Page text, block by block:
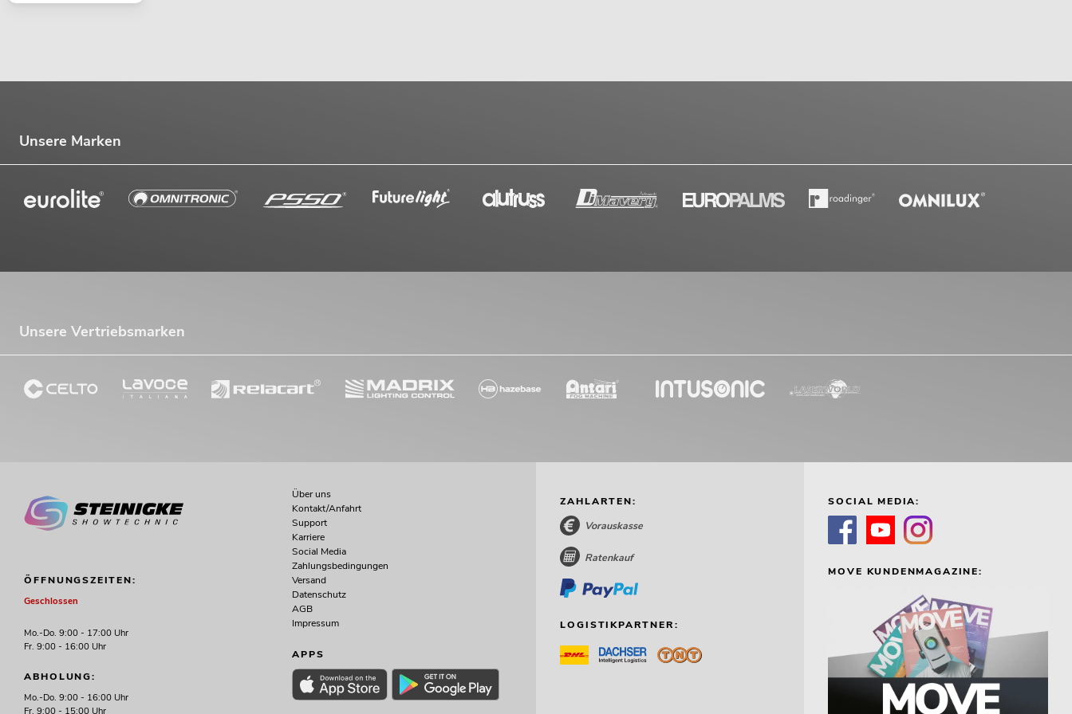
Unsere Marken
Unsere Vertriebsmarken
ÖFFNUNGSZEITEN:
Geschlossen
Mo.-Do. 9:00 - 17:00 Uhr
Fr. 9:00 - 16:00 Uhr
ABHOLUNG:
Mo.-Do. 9:00 - 16:00 Uhr
Fr. 9:00 - 15:00 Uhr
Über uns
Kontakt/Anfahrt
Support
Karriere
Social Media
Zahlungsbedingungen
Versand
Datenschutz
AGB
Impressum
APPS
ZAHLARTEN:
Vorauskasse
Ratenkauf
LOGISTIKPARTNER:
SOCIAL MEDIA:
MOVE KUNDENMAGAZINE: